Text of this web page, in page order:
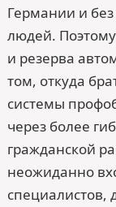
Германии и
людей.
и резерва
том, откуда
системы
через более
гражданской
неожиданно